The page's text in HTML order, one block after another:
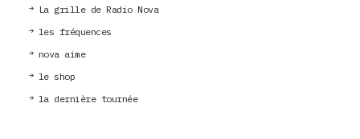
La grille de Radio Nova
les fréquences
nova aime
le shop
la dernière tournée